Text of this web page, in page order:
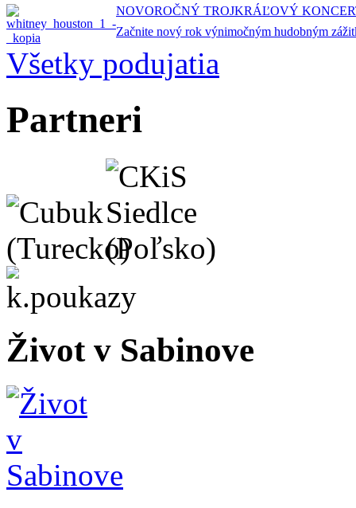
NOVOROČNÝ TROJKRÁĽOVÝ
Začnite nový rok výnimočným hudobným
Všetky podujatia
Partneri
Život v Sabinove